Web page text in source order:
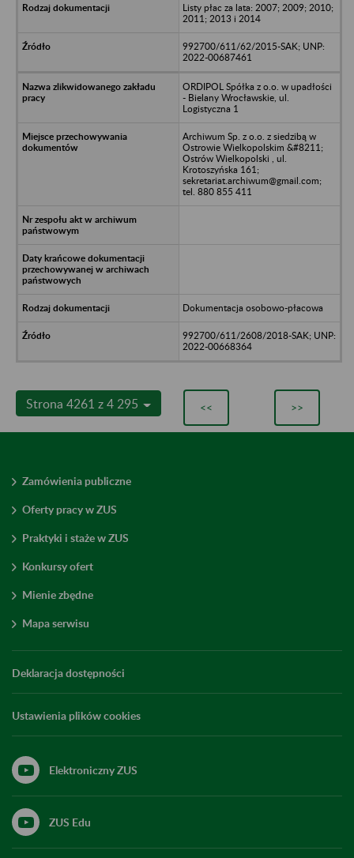
Listy płac za lata: 2007; 2009; 2010;
2011; 2013 i 2014
992700/611/62/2015-SAK; UNP:
2022-00687461
ORDIPOL Spółka z o.o. w upadłości
- Bielany Wrocławskie, ul.
Logistyczna 1
Archiwum Sp. z o.o. z siedzibą w
Ostrowie Wielkopolskim &#8211;
Ostrów Wielkopolski , ul.
Krotoszyńska 161;
sekretariat.archiwum@gmail.com;
tel. 880 855 411
Dokumentacja osobowo-płacowa
992700/611/2608/2018-SAK; UNP:
2022-00668364
Strona 4261 z 4 295 << >>
Zamówienia publiczne
Oferty pracy w ZUS
Praktyki i staże w ZUS
Konkursy ofert
Mienie zbędne
Mapa serwisu
Deklaracja dostępności
Ustawienia plików cookies
Elektroniczny ZUS
ZUS Edu